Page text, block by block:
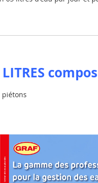
LITRES
piétons